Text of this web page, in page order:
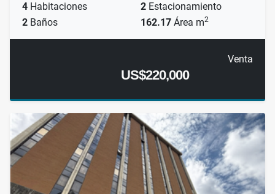
4 Habitaciones 2 Estacionamiento
2 Baños 162.17 Área m2
Venta
US$220,000